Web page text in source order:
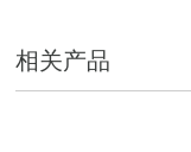
相关产品